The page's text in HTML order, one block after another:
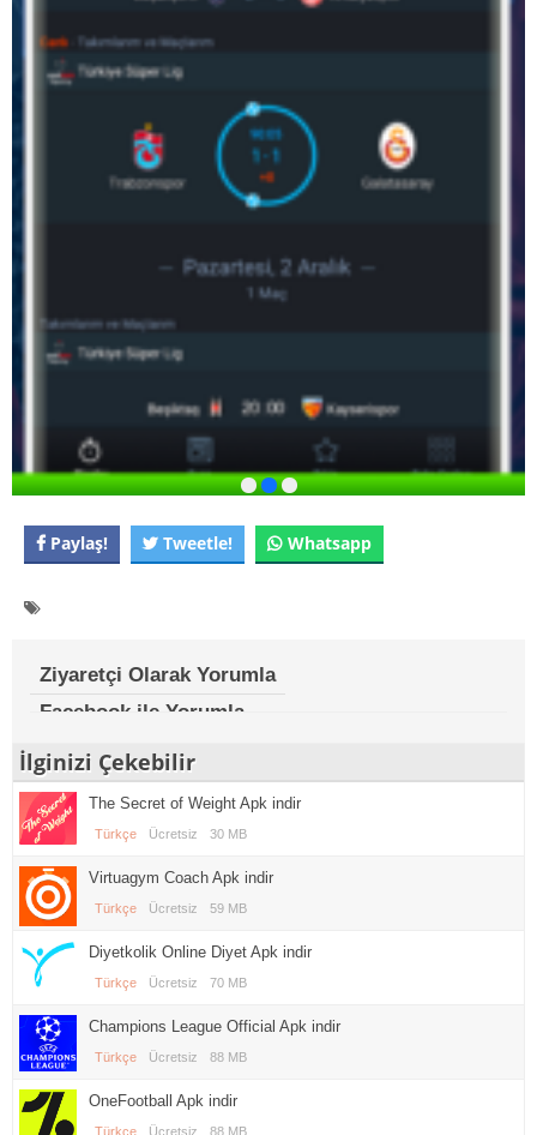
Paylaş! Tweetle! Whatsapp
Ziyaretçi Olarak Yorumla
Facebook ile Yorumla
İlginizi Çekebilir
The Secret of Weight Apk indir
Türkçe Ücretsiz 30 MB
Virtuagym Coach Apk indir
Türkçe Ücretsiz 59 MB
Diyetkolik Online Diyet Apk indir
Türkçe Ücretsiz 70 MB
Champions League Official Apk indir
Türkçe Ücretsiz 88 MB
OneFootball Apk indir
Türkçe Ücretsiz 88 MB